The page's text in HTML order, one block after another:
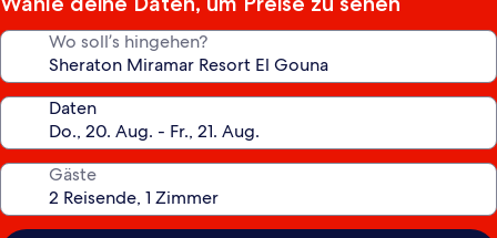
Wo soll’s hingehen?
Daten
Gäste